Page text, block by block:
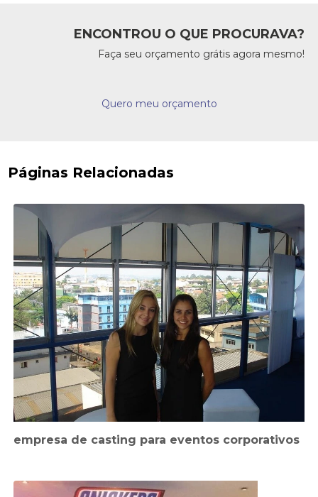
ENCONTROU O QUE PROCURAVA?
Faça seu orçamento grátis agora mesmo!
Quero meu orçamento
Páginas Relacionadas
empresa de casting para eventos corporativos